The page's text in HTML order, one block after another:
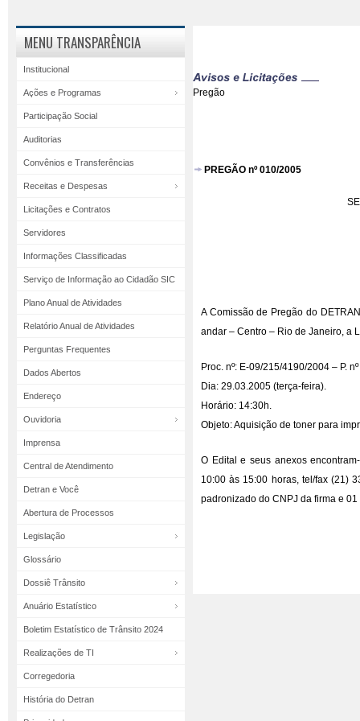
MENU TRANSPARÊNCIA
Institucional
Ações e Programas
Participação Social
Auditorias
Convênios e Transferências
Receitas e Despesas
Licitações e Contratos
Servidores
Informações Classificadas
Serviço de Informação ao Cidadão SIC
Plano Anual de Atividades
Relatório Anual de Atividades
Perguntas Frequentes
Dados Abertos
Endereço
Ouvidoria
Imprensa
Central de Atendimento
Detran e Você
Abertura de Processos
Legislação
Glossário
Dossiê Trânsito
Anuário Estatístico
Boletim Estatístico de Trânsito 2024
Realizações de TI
Corregedoria
História do Detran
Pregão
PREGÃO nº 010/2005
A Comissão de Pregão do
andar – Centro – Rio de Janeiro, a
Proc. nº: E-09/215/4190/2004 – P.
Dia: 29.03.2005 (terça-feira).
Horário: 14:30h.
Objeto: Aquisição de toner para
O Edital e seus anexos
10:00 às 15:00 horas, tel/fax (21)
padronizado do CNPJ da firma e